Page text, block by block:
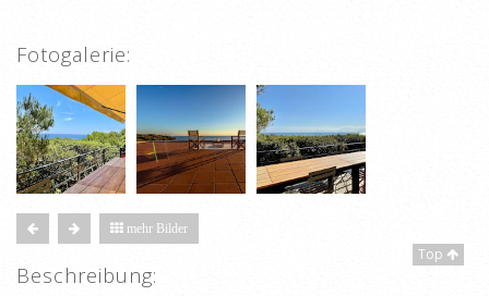
Fotogalerie:
mehr Bilder
Top
Beschreibung: